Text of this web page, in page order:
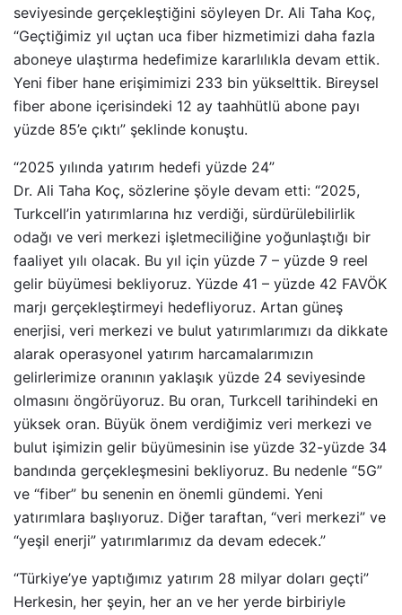
seviyesinde gerçekleştiğini söyleyen Dr. Ali Taha Koç,
“Geçtiğimiz yıl uçtan uca fiber hizmetimizi daha fazla
aboneye ulaştırma hedefimize kararlılıkla devam ettik.
Yeni fiber hane erişimimizi 233 bin yükselttik. Bireysel
fiber abone içerisindeki 12 ay taahhütlü abone payı
yüzde 85’e çıktı” şeklinde konuştu.
“2025 yılında yatırım hedefi yüzde 24”
Dr. Ali Taha Koç, sözlerine şöyle devam etti: “2025,
Turkcell’in yatırımlarına hız verdiği, sürdürülebilirlik
odağı ve veri merkezi işletmeciliğine yoğunlaştığı bir
faaliyet yılı olacak. Bu yıl için yüzde 7 – yüzde 9 reel
gelir büyümesi bekliyoruz. Yüzde 41 – yüzde 42 FAVÖK
marjı gerçekleştirmeyi hedefliyoruz. Artan güneş
enerjisi, veri merkezi ve bulut yatırımlarımızı da dikkate
alarak operasyonel yatırım harcamalarımızın
gelirlerimize oranının yaklaşık yüzde 24 seviyesinde
olmasını öngörüyoruz. Bu oran, Turkcell tarihindeki en
yüksek oran. Büyük önem verdiğimiz veri merkezi ve
bulut işimizin gelir büyümesinin ise yüzde 32-yüzde 34
bandında gerçekleşmesini bekliyoruz. Bu nedenle “5G”
ve “fiber” bu senenin en önemli gündemi. Yeni
yatırımlara başlıyoruz. Diğer taraftan, “veri merkezi” ve
“yeşil enerji” yatırımlarımız da devam edecek.”
“Türkiye’ye yaptığımız yatırım 28 milyar doları geçti”
Herkesin, her şeyin, her an ve her yerde birbiriyle